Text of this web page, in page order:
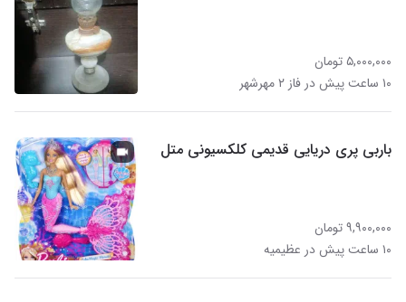
۵,۰۰۰,۰۰۰ تومان
۱۰ ساعت پیش در فاز ۲ مهرشهر
باربی پری دریایی قدیمی کلکسیونی متل
۹,۹۰۰,۰۰۰ تومان
۱۰ ساعت پیش در عظیمیه